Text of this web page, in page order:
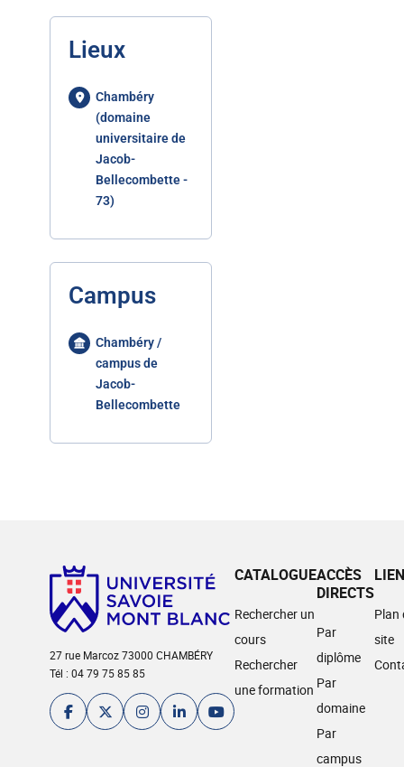
Lieux
Chambéry
(domaine
universitaire de
Jacob-
Bellecombette -
73)
Campus
Chambéry /
campus de
Jacob-
Bellecombette
27 rue Marcoz 73000 CHAMBÉRY
Tél : 04 79 75 85 85
CATALOGUE
Rechercher un
cours
Rechercher
une formation
ACCÈS
DIRECTS
Par
diplôme
Par
domaine
Par
campus
Plan
site